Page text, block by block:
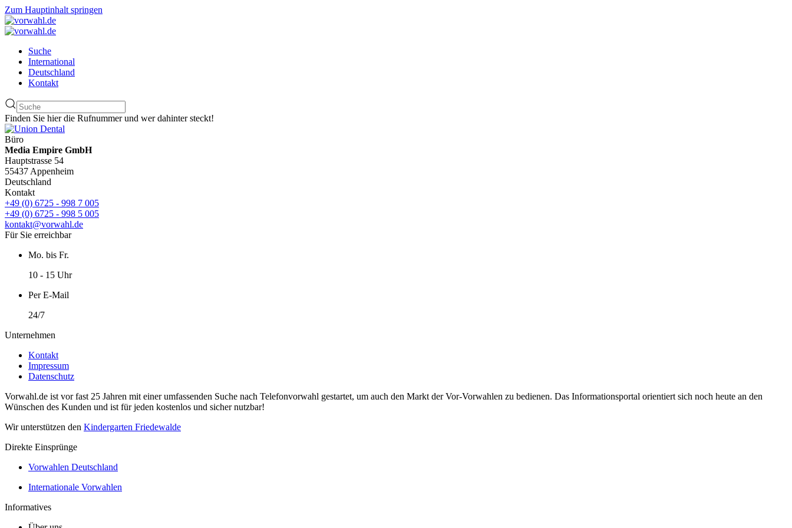
Zum Hauptinhalt springen
Suche
International
Deutschland
Kontakt
Finden Sie hier die Rufnummer und wer dahinter steckt!
Büro
Media Empire GmbH
Hauptstrasse 54
55437 Appenheim
Deutschland
Kontakt
+49 (0) 6725 - 998 7 005
+49 (0) 6725 - 998 5 005
kontakt@vorwahl.de
Für Sie erreichbar
Mo. bis Fr.
10 - 15 Uhr
Per E-Mail
24/7
Unternehmen
Kontakt
Impressum
Datenschutz
Vorwahl.de ist vor fast 25 Jahren mit einer umfassenden Suche nach Telefonvorwahl gestartet, um auch den Markt der Vor-Vorwahlen zu bedienen. Das Informationsportal orientiert sich noch heute an den
Wünschen des Kunden und ist für jeden kostenlos und sicher nutzbar!
Wir unterstützen den Kindergarten Friedewalde
Direkte Einsprünge
Vorwahlen Deutschland
Internationale Vorwahlen
Informatives